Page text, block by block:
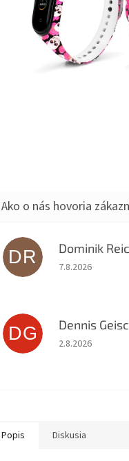
Popis Diskusia
DR Dominik
Hodnotenie
7.8.2026
DG Dennis
Hodnotenie
2.8.2026